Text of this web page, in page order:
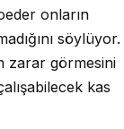
onların
söylüyor.
zarar görmesini
kas